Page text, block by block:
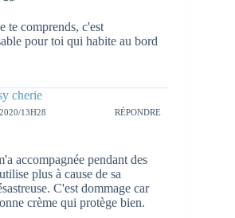
te comprends, c'est
pour toi qui habite au bord
cherie
13H28 RÉPONDRE
accompagnée pendant des
plus à cause de sa
C'est dommage car
crème qui protège bien.